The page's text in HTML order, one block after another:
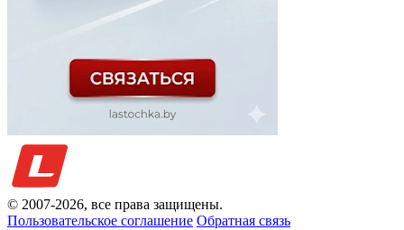
© 2007-2026, все права защищены.
Пользовательское соглашение Обратная связь